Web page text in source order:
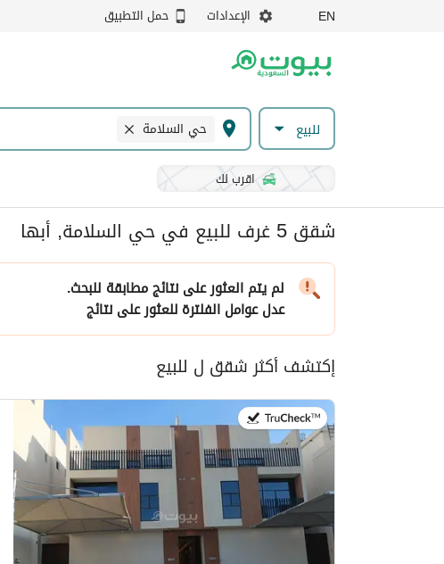
EN الإعدادات حمل التطبيق
للبيع حي السلامة
اقرب لك
شقق 5 غرف للبيع في حي السلامة, أبها
لم يتم العثور على نتائج مطابقة للبحث.
عدل عوامل الفلترةللعثور على نتائج
إكتشف أكثر شقق ل للبيع